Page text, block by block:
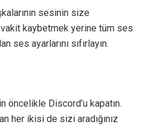
sesinin size
kaybetmek yerine tüm ses
ses ayarlarını sıfırlayın.
Discord’u kapatın.
her ikisi de sizi aradığınız